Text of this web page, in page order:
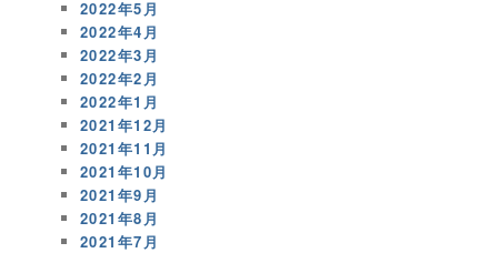
2022年5月
2022年4月
2022年3月
2022年2月
2022年1月
2021年12月
2021年11月
2021年10月
2021年9月
2021年8月
2021年7月